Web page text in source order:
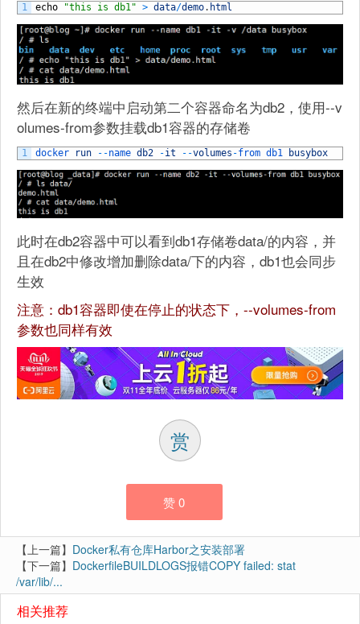
1 echo "this is db1" > data/demo. html
然后在新的终端中启动第二个容器命名为db2，使用--v
olumes-from参数挂载db1容器的存储卷
1 docker run --name db2 -it --volumes -from db1 busybox
此时在db2容器中可以看到db1存储卷data/的内容，并
且在db2中修改增加删除data/下的内容，db1也会同步
生效
注意：db1容器即使在停止的状态下，--volumes-from
参数也同样有效
赏
赞0
【上一篇】 Docker私有仓库Harbor之安装部署
【下一篇】 DockerfileBUILDLOGS报错COPY failed: stat
/var/lib/...
相关推荐